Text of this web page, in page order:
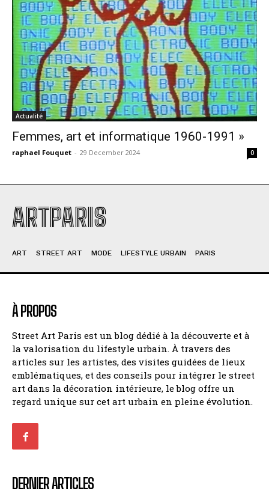
Actualité
Femmes, art et informatique 1960-1991 »
raphael Fouquet - 29 December 2024 0
ARTPARIS
ART STREET ART MODE LIFESTYLE URBAIN PARIS
À PROPOS
Street Art Paris est un blog dédié à la découverte et à
la valorisation du lifestyle urbain. À travers des
articles sur les artistes, des visites guidées de lieux
emblématiques, et des conseils pour intégrer le street
art dans la décoration intérieure, le blog offre un
regard unique sur cet art urbain en pleine évolution.
DERNIER ARTICLES